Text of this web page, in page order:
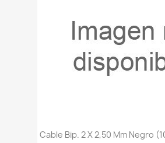
Cable Bip. 2 X 2,50 Mm Negro